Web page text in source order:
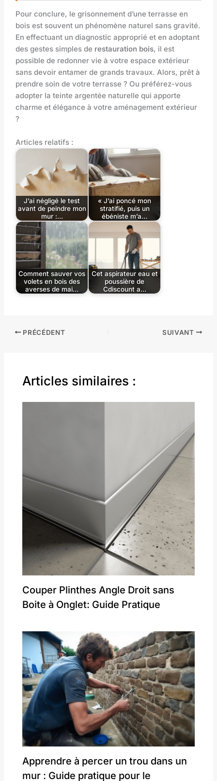
Pour conclure, le grisonnement d’une terrasse en
bois est souvent un phénomène naturel sans gravité.
En effectuant un diagnostic approprié et en adoptant
des gestes simples de restauration bois, il est
possible de redonner vie à votre espace extérieur
sans devoir entamer de grands travaux. Alors, prêt à
prendre soin de votre terrasse ? Ou préférez-vous
adopter la teinte argentée naturelle qui apporte
charme et élégance à votre aménagement extérieur
?
Articles relatifs :
J’ai négligé le test
avant de peindre mon
mur :…
« J’ai poncé mon
stratifié, puis un
ébéniste m’a…
Comment sauver vos
volets en bois des
averses de mai…
Cet aspirateur eau et
poussière de
Cdiscount a…
PRÉCÉDENT SUIVANT
Articles similaires :
Couper Plinthes Angle Droit sans
Boite à Onglet: Guide Pratique
Apprendre à percer un trou dans un
mur : Guide pratique pour le